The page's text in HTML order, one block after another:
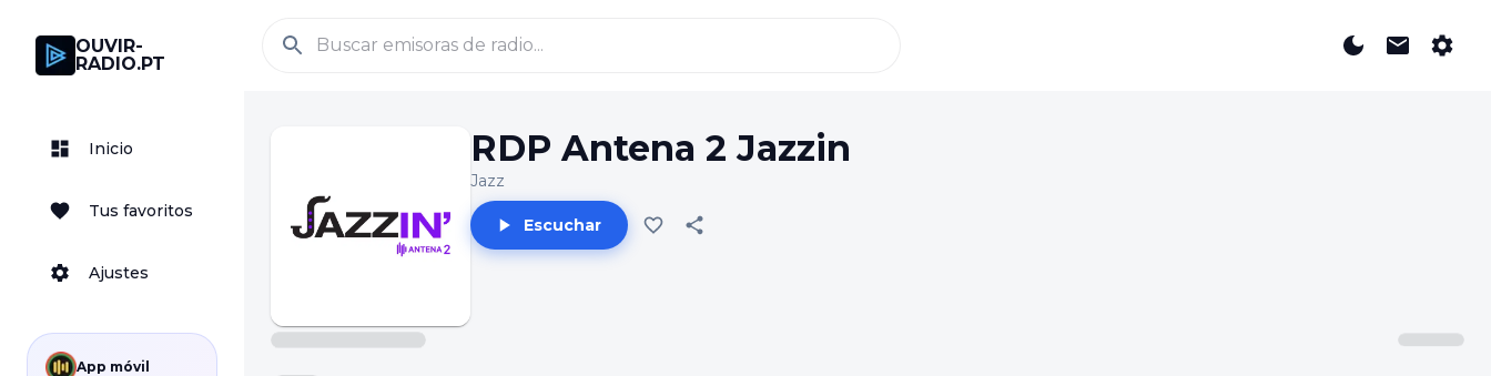
OUVIR-
RADIO.PT
Inicio
Tus favoritos
Ajustes
App móvil
RDP Antena 2 Jazzin
Jazz
Escuchar